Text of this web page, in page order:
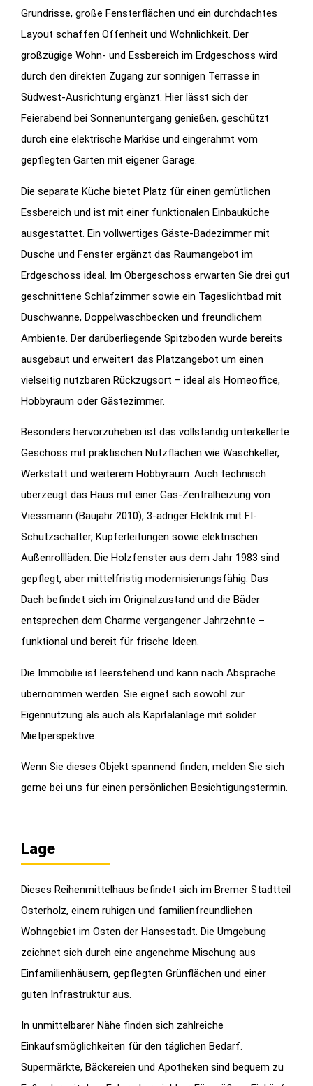
Grundrisse, große Fensterflächen und ein durchdachtes
Layout schaffen Offenheit und Wohnlichkeit. Der
großzügige Wohn- und Essbereich im Erdgeschoss wird
durch den direkten Zugang zur sonnigen Terrasse in
Südwest-Ausrichtung ergänzt. Hier lässt sich der
Feierabend bei Sonnenuntergang genießen, geschützt
durch eine elektrische Markise und eingerahmt vom
gepflegten Garten mit eigener Garage.
Die separate Küche bietet Platz für einen gemütlichen
Essbereich und ist mit einer funktionalen Einbauküche
ausgestattet. Ein vollwertiges Gäste-Badezimmer mit
Dusche und Fenster ergänzt das Raumangebot im
Erdgeschoss ideal. Im Obergeschoss erwarten Sie drei gut
geschnittene Schlafzimmer sowie ein Tageslichtbad mit
Duschwanne, Doppelwaschbecken und freundlichem
Ambiente. Der darüberliegende Spitzboden wurde bereits
ausgebaut und erweitert das Platzangebot um einen
vielseitig nutzbaren Rückzugsort – ideal als Homeoffice,
Hobbyraum oder Gästezimmer.
Besonders hervorzuheben ist das vollständig unterkellerte
Geschoss mit praktischen Nutzflächen wie Waschkeller,
Werkstatt und weiterem Hobbyraum. Auch technisch
überzeugt das Haus mit einer Gas-Zentralheizung von
Viessmann (Baujahr 2010), 3-adriger Elektrik mit FI-
Schutzschalter, Kupferleitungen sowie elektrischen
Außenrollläden. Die Holzfenster aus dem Jahr 1983 sind
gepflegt, aber mittelfristig modernisierungsfähig. Das
Dach befindet sich im Originalzustand und die Bäder
entsprechen dem Charme vergangener Jahrzehnte –
funktional und bereit für frische Ideen.
Die Immobilie ist leerstehend und kann nach Absprache
übernommen werden. Sie eignet sich sowohl zur
Eigennutzung als auch als Kapitalanlage mit solider
Mietperspektive.
Wenn Sie dieses Objekt spannend finden, melden Sie sich
gerne bei uns für einen persönlichen Besichtigungstermin.
Lage
Dieses Reihenmittelhaus befindet sich im Bremer Stadtteil
Osterholz, einem ruhigen und familienfreundlichen
Wohngebiet im Osten der Hansestadt. Die Umgebung
zeichnet sich durch eine angenehme Mischung aus
Einfamilienhäusern, gepflegten Grünflächen und einer
guten Infrastruktur aus.
In unmittelbarer Nähe finden sich zahlreiche
Einkaufsmöglichkeiten für den täglichen Bedarf.
Supermärkte, Bäckereien und Apotheken sind bequem zu